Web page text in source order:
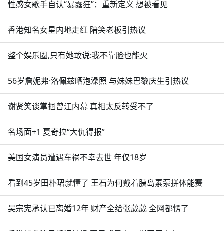
性感女歌手自认“暴露狂”：重新定义 想被看见
香港知名女星内地走红 陪笑老板引热议
整个娱乐圈,只有她敢说:我不靠脸也能火
56岁詹妮弗·洛佩兹晒泡澡照 与妹妹巴黎庆生引热议
谢贤笑谈掌掴曾江内幕 真相太反转受不了
名场面+1 夏奇拉“大仇得报”
美国女演员遭遇车祸不幸去世 年仅18岁
看到45岁田朴珺就懂了 王石为何戴着胰岛素泵拼体能赛
吴宗宪承认已离婚12年 财产全给张葳葳 全网都愣了